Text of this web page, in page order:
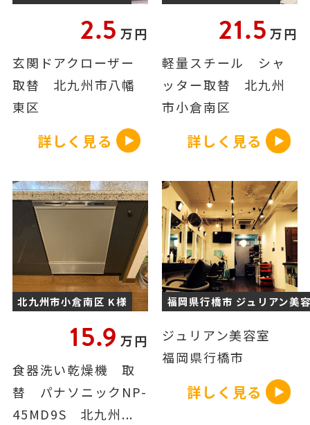
2.5 万円
玄関ドアクローザー
取替 北九州市八幡
東区
詳しく見る
21.5 万円
軽量スチール シャ
ッター取替 北九州
市小倉南区
詳しく見る
北九州市小倉南区 K様
15.9 万円
食器洗い乾燥機 取
替 パナソニックNP-
45MD9S 北九州...
福岡県行橋市 ジュリアン美
ジュリアン美容室
福岡県行橋市
詳しく見る